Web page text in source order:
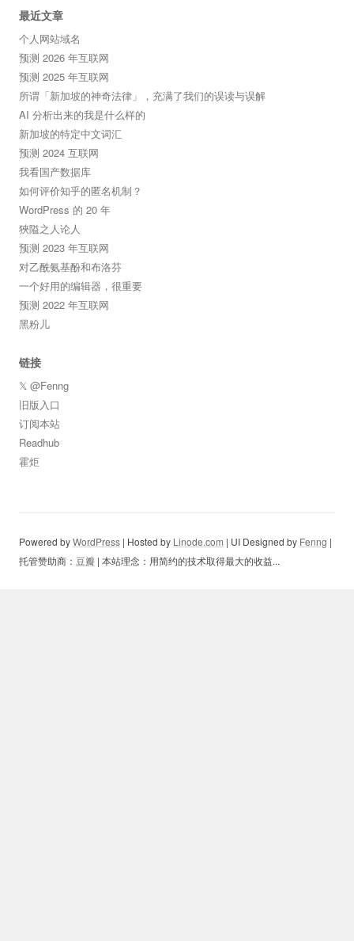
最近文章
个人网站域名
预测 2026 年互联网
预测 2025 年互联网
所谓「新加坡的神奇法律」，充满了我们的误读与误解
AI 分析出来的我是什么样的
新加坡的特定中文词汇
预测 2024 互联网
我看国产数据库
如何评价知乎的匿名机制？
WordPress 的 20 年
狹隘之人论人
预测 2023 年互联网
对乙酰氨基酚和布洛芬
一个好用的编辑器，很重要
预测 2022 年互联网
黑粉儿
链接
𝕏 @Fenng
旧版入口
订阅本站
Readhub
霍炬
Powered byWordPress | Hosted by Linode.com | UI Designed by Fenng |
托管赞助商： 豆瓣 | 本站理念：用简约的技术取得最大的收益...